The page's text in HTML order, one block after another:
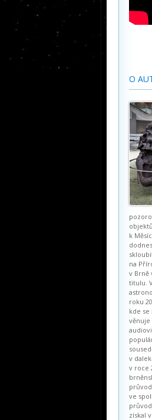
O
k
na
v Brně
titulu.
roku
kde
v
v roce
ve
získal